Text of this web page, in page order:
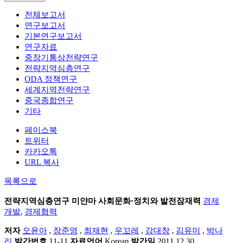
전체보고서
연구보고서
기본연구보고서
연구자료
중장기통상전략연구
전략지역심층연구
ODA 정책연구
세계지역전략연구
중국종합연구
기타
페이스북
트위터
카카오톡
URL 복사
목록으로
전략지역심층연구 미얀마 사회문화·정치와 발전잠재력 경제
개발, 경제협력
저자 오윤아 , 장준영 , 최재현 , 우꼬레 , 강대창 , 김유미 , 박나